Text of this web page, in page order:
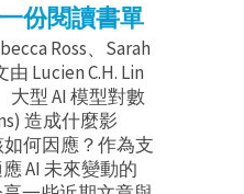
份閱讀書單
Ross、Sarah
Lucien C.H. Lin
大型 AI 模型對數
造成什麼影
何因應？作為支
AI 未來變動的